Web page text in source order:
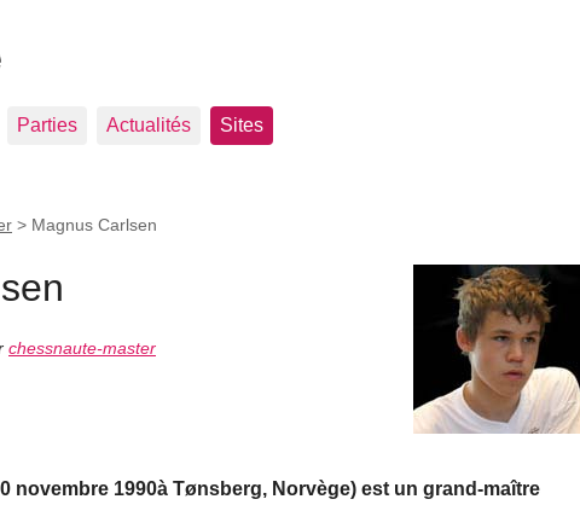
Parties Actualités Sites
> Magnus Carlsen
chessnaute-master
novembre 1990à Tønsberg, Norvège) est un grand-maître